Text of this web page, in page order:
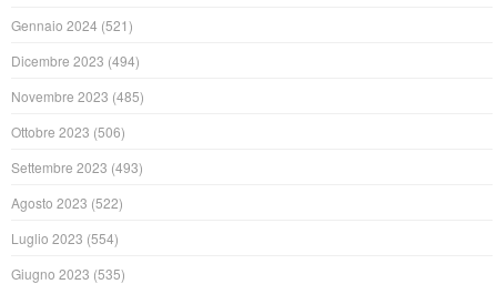
Gennaio 2024 (521)
Dicembre 2023 (494)
Novembre 2023 (485)
Ottobre 2023 (506)
Settembre 2023 (493)
Agosto 2023 (522)
Luglio 2023 (554)
Giugno 2023 (535)